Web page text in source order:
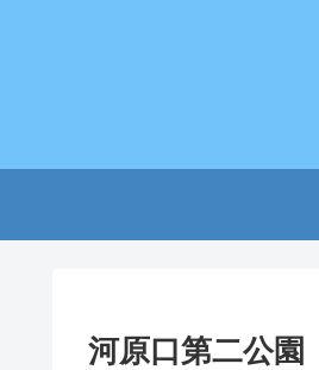
河原口第二公園